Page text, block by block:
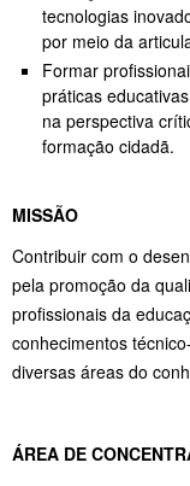
tecnologias
por meio da
Formar
práticas
na perspectiva
formação cidadã.
MISSÃO
Contribuir com o
pela promoção da
profissionais da
conhecimentos
diversas áreas do
ÁREA DE